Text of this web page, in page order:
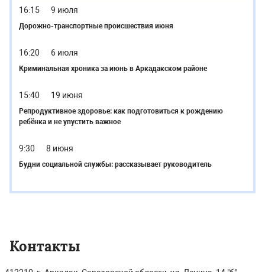
16:15 9 июля
Дорожно-транспортные происшествия июня
16:20 6 июля
Криминальная хроника за июнь в Аркадакском районе
15:40 19 июня
Репродуктивное здоровье: как подготовиться к рождению
ребёнка и не упустить важное
9:30 8 июня
Будни социальной службы: рассказывает руководитель
Контакты